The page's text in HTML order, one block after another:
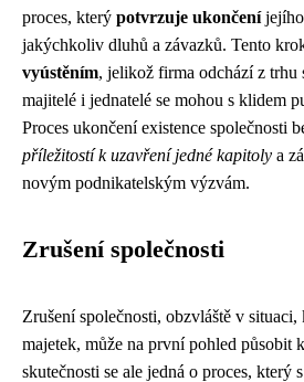
proces, který potvrzuje ukončeníjejího
jakýchkoliv dluhů a závazků. Tento
vyústěním, jelikož firma odchází z trhu
majitelé i jednatelé se mohou s klidem
Proces ukončení existence společnosti
příležitostí k uzavření jedné kapitoly a
novým podnikatelským výzvám.
Zrušení společnosti
Zrušení společnosti, obzvláště v
majetek, může na první pohled působit
skutečnosti se ale jedná o proces, který